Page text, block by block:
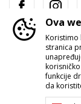
Srbija
Ova
Koristimo
stranica
funkcije
da